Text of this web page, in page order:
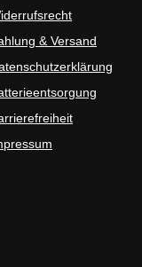
& Versand